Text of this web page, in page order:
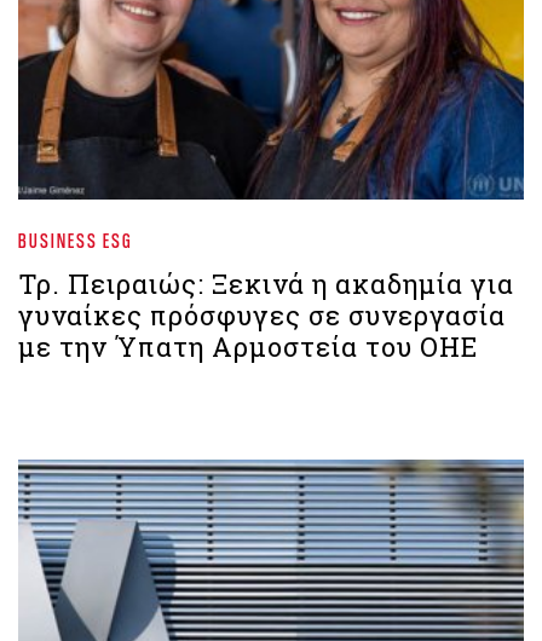
BUSINESS ESG
Τρ. Πειραιώς: Ξεκινά η ακαδημία για
γυναίκες πρόσφυγες σε συνεργασία
με την Ύπατη Αρμοστεία του ΟΗΕ